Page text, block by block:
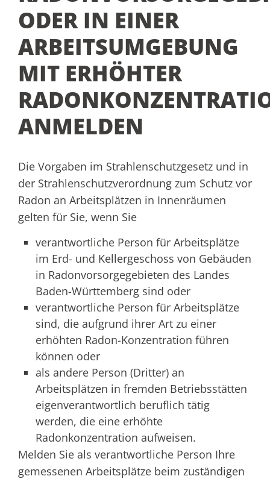
ODER IN EINER
ARBEITSUMGEBUNG
MIT ERHÖHTER
ANMELDEN
Die Vorgaben im Strahlenschutzgesetz und in
der Strahlenschutzverordnung zum Schutz vor
Radon an Arbeitsplätzen in Innenräumen
gelten für Sie, wenn Sie
verantwortliche Person für Arbeitsplätze
im Erd- und Kellergeschoss von Gebäuden
in Radonvorsorgegebieten des Landes
Baden-Württemberg sind oder
verantwortliche Person für Arbeitsplätze
sind, die aufgrund ihrer Artzu einer
erhöhten Radon-Konzentration führen
können oder
als andere Person (Dritter) an
Arbeitsplätzen in fremden Betriebsstätten
eigenverantwortlich beruflich tätig
werden, die eine erhöhte
Radonkonzentration aufweisen.
Melden Sie als verantwortliche Person Ihre
gemessenen Arbeitsplätze beim zuständigen